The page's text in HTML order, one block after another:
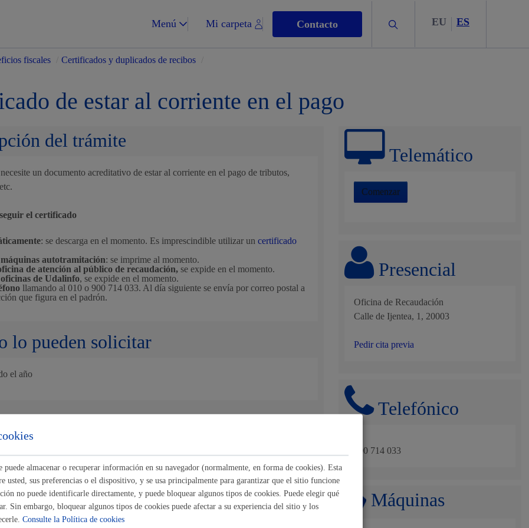
Menú Mi carpeta Contacto Buscar EU ES
Espacio público, residuos y medioambiente
Igualdad, derechos humanos y convivencia
fiscales Certificados y duplicados de recibos
de estar al corriente en el pago
Telemático
Comenzar
Presencial
Oficina de Recaudación
Calle de Ijentea, 1, 20003
Pedir cita previa
Telefónico
900 714 033
Máquinas
del trámite
un documento acreditativo de estar al corriente en el pago de tributos,
el certificado
: se descarga en el momento. Es imprescindible utilizar uncertificado
máquinas autotramitación: se imprime al momento.
de atención al público de recaudación,se expide en el momento.
deUdalinfo, se expide en el momento.
llamando al 010 o 900 714 033. Al día siguiente se envía por correo postal a
que figura en el padrón.
lo pueden solicitar
el año
necesaria
anexos:10 Mb
almacenar o recuperar información en su navegador (normalmente, en forma de cookies). Esta
usted, sus preferencias o el dispositivo, y se usa principalmente para garantizar que el sitio funcione
no puede identificarle directamente, y puede bloquear algunos tipos de cookies. Puede elegir qué
Sin embargo, bloquear algunos tipos de cookies puede afectar a su experiencia del sitio y los
Consulte la Política de cookies